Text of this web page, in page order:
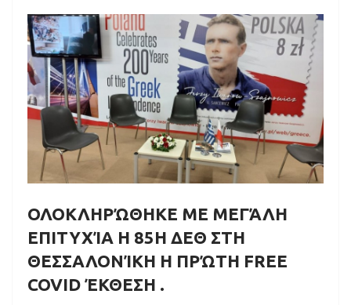
ΟΛΟΚΛΗΡΏΘΗΚΕ ΜΕ ΜΕΓΆΛΗ
ΕΠΙΤΥΧΊΑ Η 85Η ΔΕΘ ΣΤΗ
ΘΕΣΣΑΛΟΝΊΚΗ Η ΠΡΏΤΗ FREE
COVID ΈΚΘΕΣΗ .